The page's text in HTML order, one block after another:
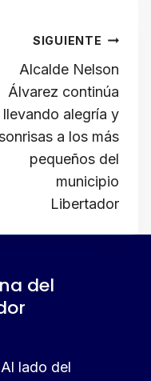
y
Li
n
k
SIGUIENTE
Alcalde Nelson
Álvarez continúa
llevando alegría y
a los más
pequeños del
municipio
Libertador
del
lado del